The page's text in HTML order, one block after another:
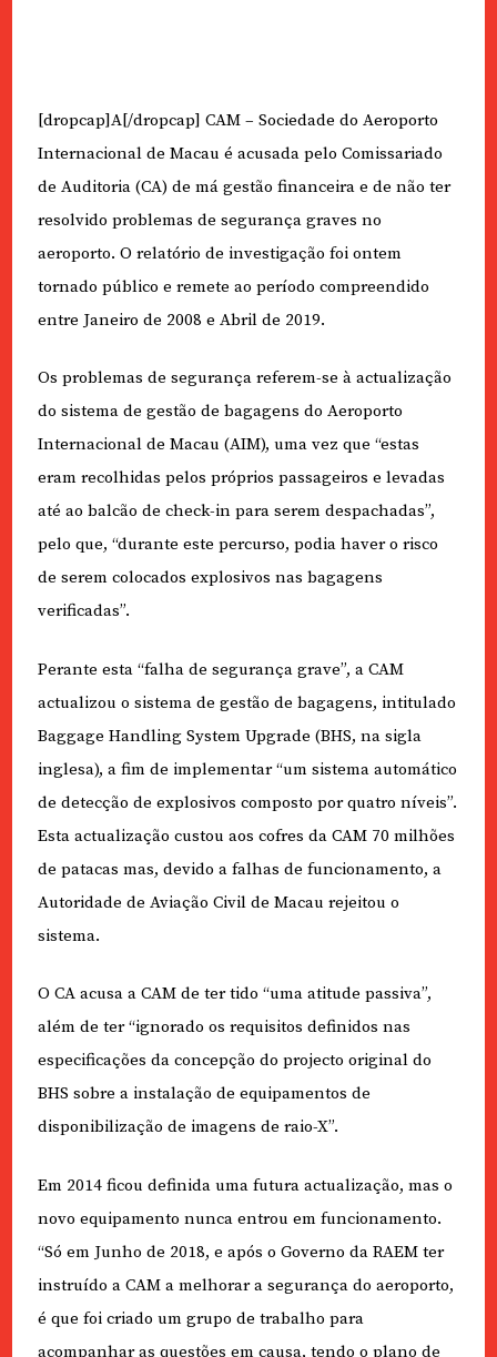
[dropcap]A[/dropcap] CAM – Sociedade do Aeroporto
Internacional de Macau é acusada pelo Comissariado
de Auditoria (CA) de má gestão financeira e de não ter
resolvido problemas de segurança graves no
aeroporto. O relatório de investigação foi ontem
tornado público e remete ao período compreendido
entre Janeiro de 2008 e Abril de 2019.
Os problemas de segurança referem-se à actualização
do sistema de gestão de bagagens do Aeroporto
Internacional de Macau (AIM), uma vez que “estas
eram recolhidas pelos próprios passageiros e levadas
até ao balcão de check-in para serem despachadas”,
pelo que, “durante este percurso, podia haver o risco
de serem colocados explosivos nas bagagens
verificadas”.
Perante esta “falha de segurança grave”, a CAM
actualizou o sistema de gestão de bagagens, intitulado
Baggage Handling System Upgrade (BHS, na sigla
inglesa), a fim de implementar “um sistema automático
de detecção de explosivos composto por quatro níveis”.
Esta actualização custou aos cofres da CAM 70 milhões
de patacas mas, devido a falhas de funcionamento, a
Autoridade de Aviação Civil de Macau rejeitou o
sistema.
O CA acusa a CAM de ter tido “uma atitude passiva”,
além de ter “ignorado os requisitos definidos nas
especificações da concepção do projecto original do
BHS sobre a instalação de equipamentos de
disponibilização de imagens de raio-X”.
Em 2014 ficou definida uma futura actualização, mas o
novo equipamento nunca entrou em funcionamento.
“Só em Junho de 2018, e após o Governo da RAEM ter
instruído a CAM a melhorar a segurança do aeroporto,
é que foi criado um grupo de trabalho para
acompanhar as questões em causa, tendo o plano de